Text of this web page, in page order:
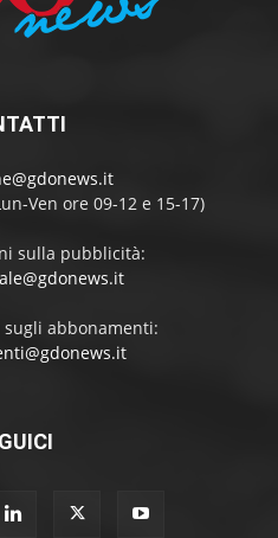
Ven ore 09-12 e 15-17)
sulla pubblicità:
abbonamenti: